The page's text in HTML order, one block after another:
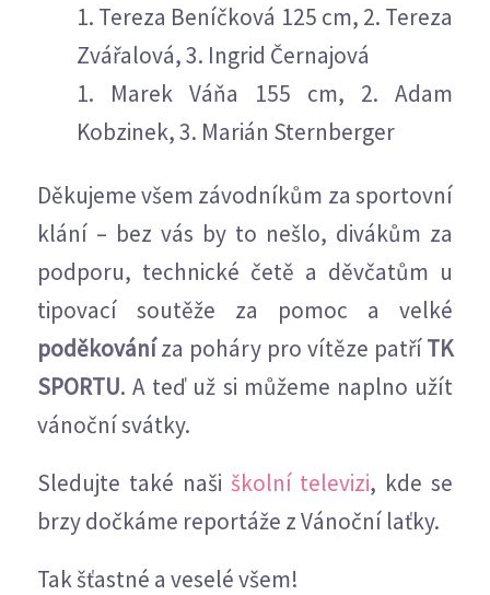
1. Tereza Beníčková 125 cm, 2. Tereza
Zvářalová, 3. Ingrid Černajová
1. Marek Váňa 155 cm, 2. Adam
Kobzinek, 3. Marián Sternberger
Děkujeme všem závodníkům za sportovní
klání – bez vás by to nešlo, divákům za
podporu, technické četě a děvčatům u
tipovací soutěže za pomoc a velké
poděkováníza poháry pro vítěze patříTK
SPORTU. A teď už si můžeme naplno užít
vánoční svátky.
Sledujte také naši školní televizi, kde se
brzy dočkáme reportáže z Vánoční laťky.
Tak šťastné a veselé všem!